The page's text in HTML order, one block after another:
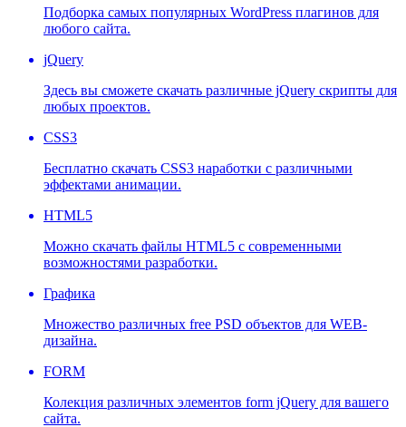
Подборка самых популярных WordPress плагинов для
любого сайта.
jQuery
Здесь вы сможете скачать различные jQuery скрипты для
любых проектов.
CSS3
Бесплатно скачать CSS3 наработки с различными
эффектами анимации.
HTML5
Можно скачать файлы HTML5 с современными
возможностями разработки.
Графика
Множество различных free PSD объектов для WEB-
дизайна.
FORM
Колекция различных элементов form jQuery для вашего
сайта.